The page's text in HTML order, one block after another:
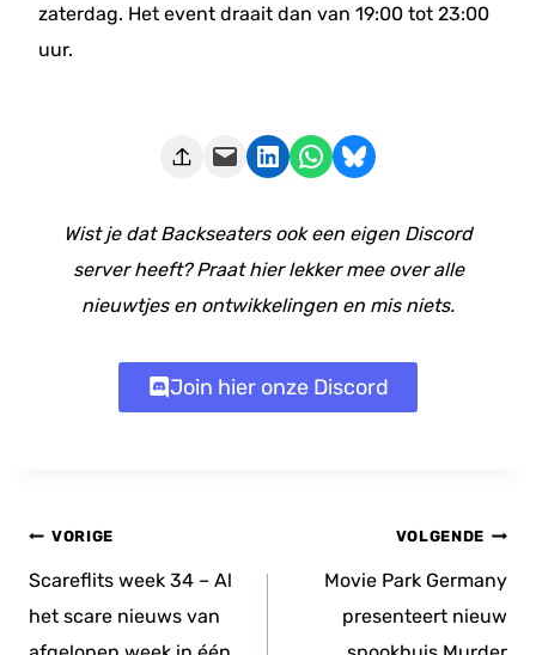
zaterdag. Het event draait dan van 19:00 tot 23:00
uur.
Deze pagina e-mailen Delen op LinkedIn Delen via WhatsApp Share on Bluesky
Wist je dat Backseaters ook een eigen Discord
server heeft? Praat hier lekker mee over alle
nieuwtjes en ontwikkelingen en mis niets.
Join hier onze Discord
Bericht
navigatie
VORIGE
Scareflits week 34 – Al
het scare nieuws van
VOLGENDE
Movie Park Germany
presenteert nieuw